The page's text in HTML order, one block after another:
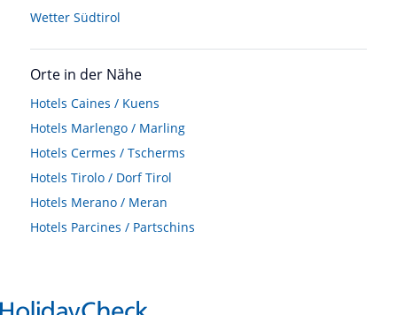
Wetter Südtirol
Orte in der Nähe
Hotels Caines / Kuens
Hotels Marlengo / Marling
Hotels Cermes / Tscherms
Hotels Tirolo / Dorf Tirol
Hotels Merano / Meran
Hotels Parcines / Partschins